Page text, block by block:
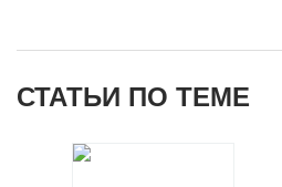
СТАТЬИ ПО ТЕМЕ